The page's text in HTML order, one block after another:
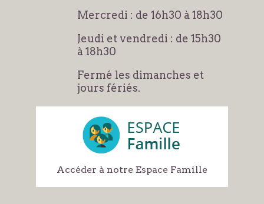
Mercredi : de 16h30 à 18h30
Jeudi et vendredi : de 15h30
à 18h30
Fermé les dimanches et
jours fériés.
Accéder à notre Espace Famille